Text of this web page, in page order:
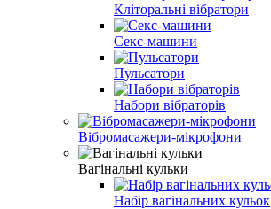
Кліторальні вібратори
Секс-машини
Пульсатори
Набори вібраторів
Вібромасажери-мікрофони
Вагінальні кульки
Набір вагінальних кульок